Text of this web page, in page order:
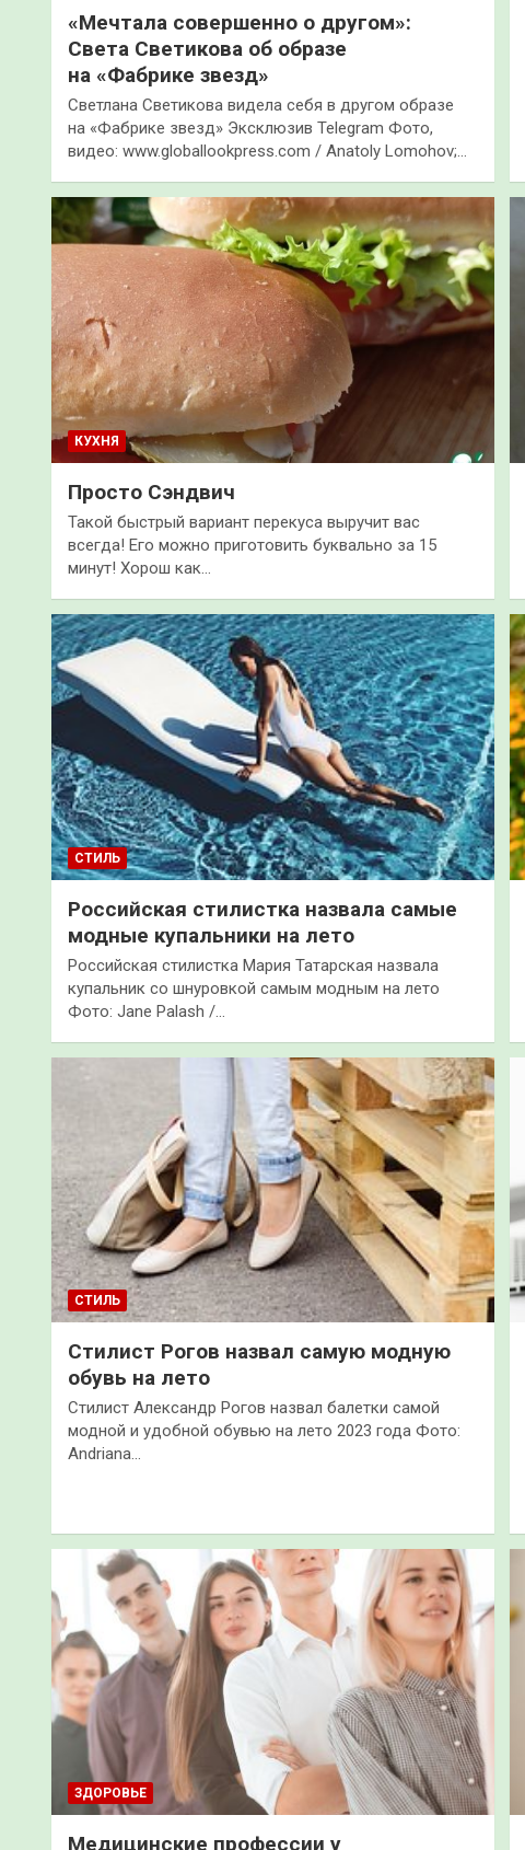
«Мечтала совершенно о другом»:
Света Светикова об образе
на «Фабрике звезд»
Светлана Светикова видела себя в другом образе
на «Фабрике звезд» Эксклюзив Telegram Фото,
видео: www.globallookpress.com / Anatoly Lomohov;…
КУХНЯ
Просто Сэндвич
Такой быстрый вариант перекуса выручит вас
всегда! Его можно приготовить буквально за 15
минут! Хорош как…
СТИЛЬ
Российская стилистка назвала самые
модные купальники на лето
Российская стилистка Мария Татарская назвала
купальник со шнуровкой самым модным на лето
Фото: Jane Palash /…
СТИЛЬ
Стилист Рогов назвал самую модную
обувь на лето
Стилист Александр Рогов назвал балетки самой
модной и удобной обувью на лето 2023 года Фото:
Andriana…
ЗДОРОВЬЕ
Медицинские профессии у